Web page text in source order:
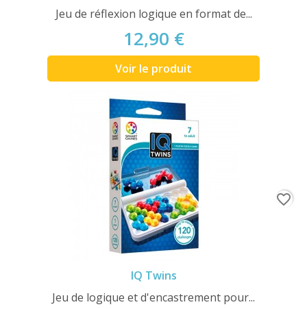
Jeu de réflexion logique en format de...
12,90 €
Voir le produit
IQ Twins
Jeu de logique et d'encastrement pour...
favorite_border